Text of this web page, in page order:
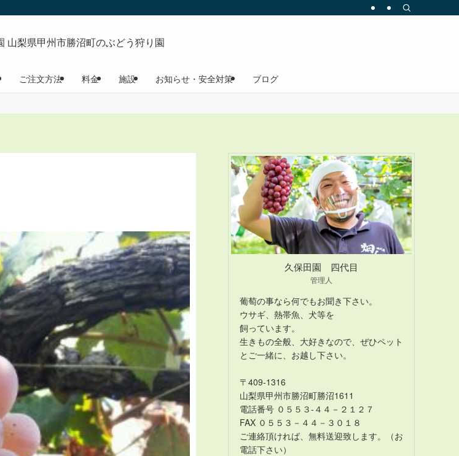
ご注文方法 料金 施設 お知らせ・安全対策 ブログ
久保田園 四代目
管理人
葡萄の事なら何でもお聞き下さい。
ウサギ、熱帯魚、犬等を
飼っています。
生きもの全般、大好きなので、ぜひペット
とご一緒に、お越し下さい。
〒409-1316
山梨県甲州市勝沼町勝沼1611
電話番号 ０５５３-４４－２１２７
FAX ０５５３－４４－３０１８
ご連絡頂ければ、無料送迎致します。（お
電話下さい）